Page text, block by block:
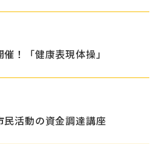
！「健康表現体操」
活動の資金調達講座